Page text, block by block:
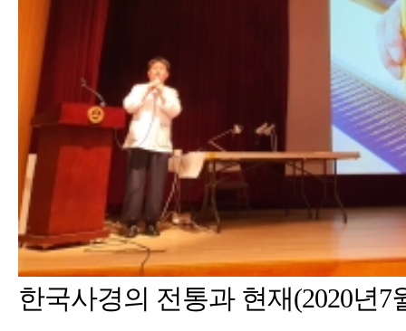
한국사경의 전통과 현재(2020년7